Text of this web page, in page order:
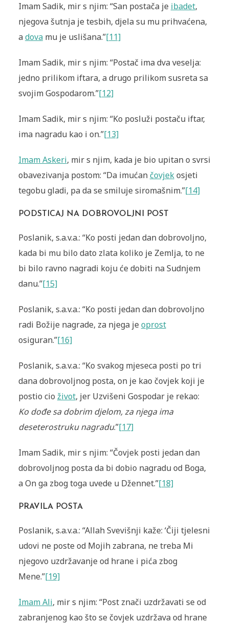
Imam Sadik, mir s njim: “San postača je ibadet,
njegova šutnja je tesbih, djela su mu prihvaćena,
adovamu je uslišana.”[11]
Imam Sadik, mir s njim: “Postač ima dva veselja:
jedno prilikom iftara, a drugo prilikom susreta sa
svojim Gospodarom.”[12]
Imam Sadik, mir s njim: “Ko posluži postaču iftar,
ima nagradu kao i on.”[13]
Imam Askeri, mir s njim, kada je bio upitan o svrsi
obavezivanja postom: “Da imućan čovjekosjeti
tegobu gladi, pa da se smiluje siro­mašnim.”[14]
PODSTICAJ NA DOBROVOLJNI POST
Poslanik, s.a.v.a.: “Ko posti jedan dan dobrovoljno,
kada bi mu bilo dato zlata koliko je Zemlja, to ne
bi bilo ravno nagradi koju će dobiti na Sudnjem
danu.”[15]
Poslanik, s.a.v.a.: “Ko posti jedan dan dobrovoljno
radi Božije nagrade, za njega je oprost
osiguran.”[16]
Poslanik, s.a.v.a.: “Ko svakog mjeseca posti po tri
dana dobrovoljnog posta, on je kao čovjek koji je
postio cio život, jer Uzvišeni Gospo­dar je rekao:
Ko dođe sa dobrim djelom, za njega ima
deseterostruku nagradu.”[17]
Imam Sadik, mir s njim: “Čovjek posti jedan dan
dobrovoljnog posta da bi dobio nagradu od Boga,
a On ga zbog toga uvede u Džen­net.”[18]
PRAVILA POSTA
Poslanik, s.a.v.a.: “Allah Svevišnji kaže: ‘Čiji tjelesni
udovi ne poste od Mojih zabrana, ne treba Mi
njegovo uzdržavanje od hrane i pića zbog
Mene.”[19]
Imam Ali, mir s njim: “Post znači uzdržavati se od
zabranjenog kao što se čovjek uzdržava od hrane